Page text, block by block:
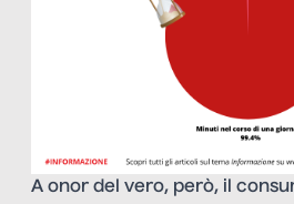
A onor del vero, però, il